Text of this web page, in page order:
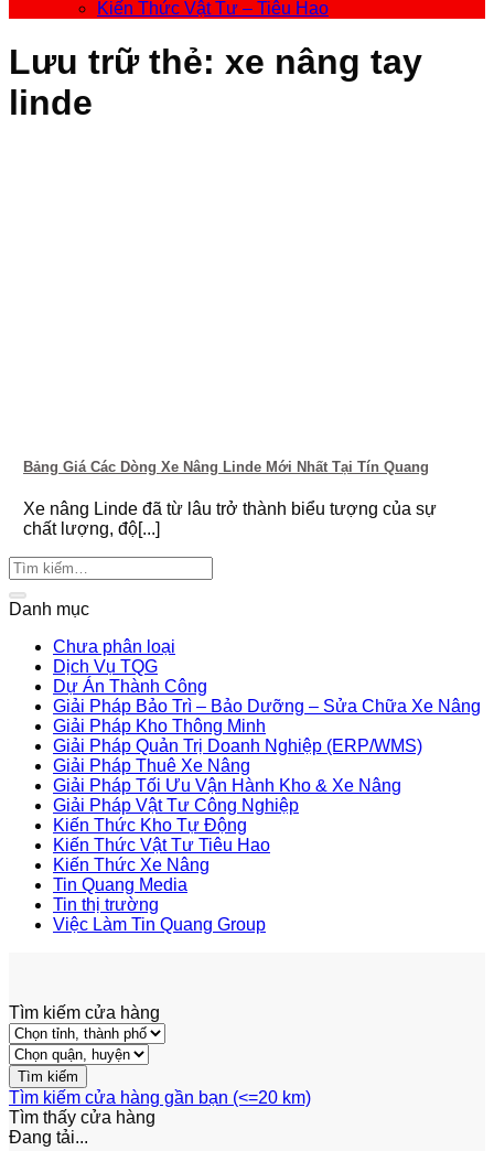
Kiến Thức Vật Tư – Tiêu Hao
Lưu trữ thẻ: xe nâng tay
linde
Bảng Giá Các Dòng Xe Nâng Linde Mới Nhất Tại Tín Quang
Xe nâng Linde đã từ lâu trở thành biểu tượng của sự
chất lượng, độ[...]
Danh mục
Chưa phân loại
Dịch Vụ TQG
Dự Án Thành Công
Giải Pháp Bảo Trì – Bảo Dưỡng – Sửa Chữa Xe Nâng
Giải Pháp Kho Thông Minh
Giải Pháp Quản Trị Doanh Nghiệp (ERP/WMS)
Giải Pháp Thuê Xe Nâng
Giải Pháp Tối Ưu Vận Hành Kho & Xe Nâng
Giải Pháp Vật Tư Công Nghiệp
Kiến Thức Kho Tự Động
Kiến Thức Vật Tư Tiêu Hao
Kiến Thức Xe Nâng
Tin Quang Media
Tin thị trường
Việc Làm Tin Quang Group
Tìm kiếm cửa hàng
Tìm kiếm cửa hàng gần bạn (<=20 km)
Tìm thấy cửa hàng
Đang tải...